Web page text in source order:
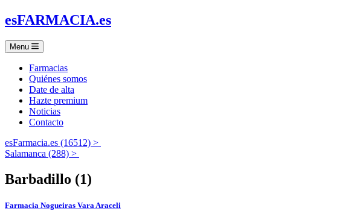
esFARMACIA.es
Menu
Farmacias
Quiénes somos
Date de alta
Hazte premium
Noticias
Contacto
esFarmacia.es (16512) >
Salamanca (288) >
Barbadillo (1)
Farmacia Nogueiras Vara Araceli